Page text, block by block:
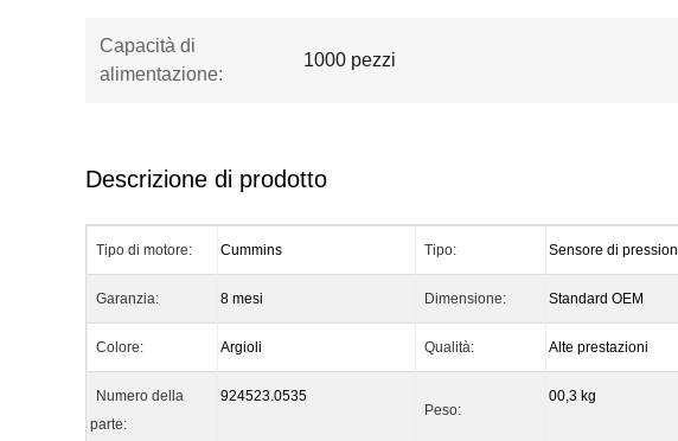
Capacità di
alimentazione:
1000 pezzi
Descrizione di prodotto
Tipo di motore: Cummins Tipo: Sensore di
Garanzia: 8 mesi Dimensione: Standard OEM
Colore: Argioli Qualità: Alte prestazioni
Numero della
parte:
924523.0535
Peso:
00,3 kg